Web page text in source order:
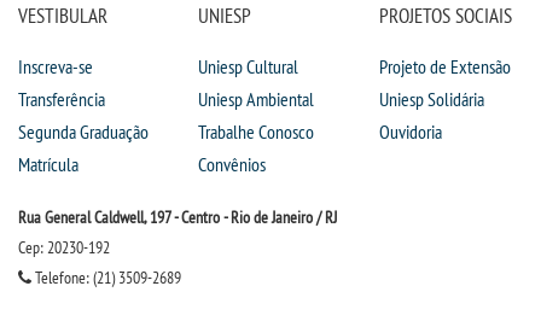
VESTIBULAR
Inscreva-se
Transferência
Segunda Graduação
Matrícula
UNIESP
Uniesp Cultural
Uniesp Ambiental
Trabalhe Conosco
Convênios
PROJETOS SOCIAIS
Projeto de Extensão
Uniesp Solidária
Ouvidoria
Rua General Caldwell, 197 - Centro - Rio de Janeiro / RJ
Cep: 20230-192
Telefone: (21) 3509-2689